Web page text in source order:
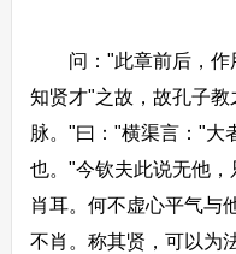
问："此章前后，作
知贤才"之故，故孔子
脉。"曰："横渠言："大
也。"今钦夫此说无他
肖耳。何不虚心平气与
不肖。称其贤，可以为